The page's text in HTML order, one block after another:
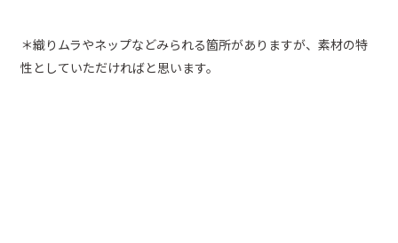
＊織りムラやネップなどみられる箇所がありますが、素材の特
性としていただければと思います。